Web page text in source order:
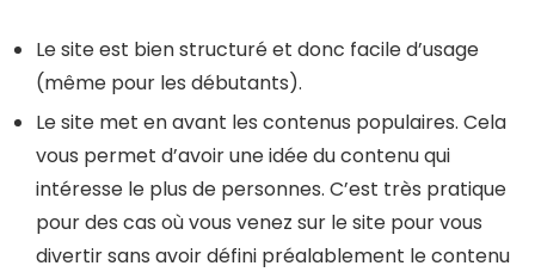
Le site est bien structuré et donc facile d’usage
(même pour les débutants).
Le site met en avant les contenus populaires. Cela
vous permet d’avoir une idée du contenu qui
intéresse le plus de personnes. C’est très pratique
pour des cas où vous venez sur le site pour vous
divertir sans avoir défini préalablement le contenu